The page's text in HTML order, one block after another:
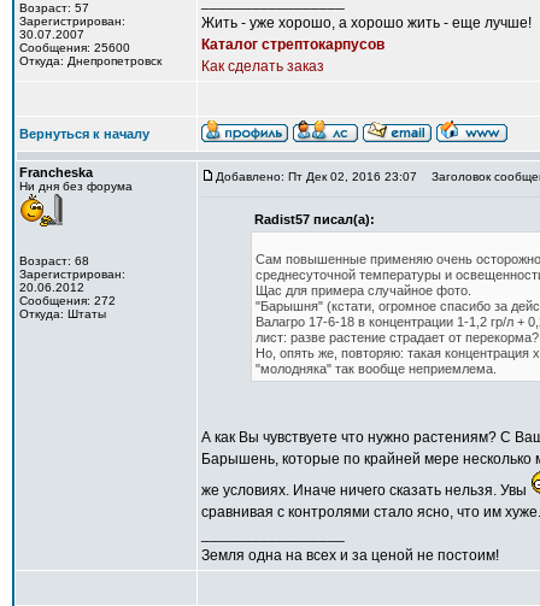
Возраст: 57
Зарегистрирован:
30.07.2007
Сообщения: 25600
Откуда: Днепропетровск
Жить - уже хорошо, а хорошо жить - еще лучше!
Каталог стрептокарпусов
Как сделать заказ
Вернуться к началу
Francheska
Ни дня без форума
Возраст: 68
Зарегистрирован:
20.06.2012
Сообщения: 272
Откуда: Штаты
Добавлено: Пт Дек 02, 2016 23:07 Заголовок
Radist57 писал(а):
Сам повышенные применяю очень
среднесуточной температуры и
Щас для примера случайное фото.
"Барышня" (кстати, огромное спасибо за
Валагро 17-6-18 в концентрации 1-1,2 гр/л +
лист: разве растение страдает от
Но, опять же, повторяю: такая
"молодняка" так вообще неприемлема.
А как Вы чувствуете что нужно растениям? С
Барышень, которые по крайней мере несколько
же условиях. Иначе ничего сказать нельзя. Увы
сравнивая с контролями стало ясно, что им хуже.
Земля одна на всех и за ценой не постоим!